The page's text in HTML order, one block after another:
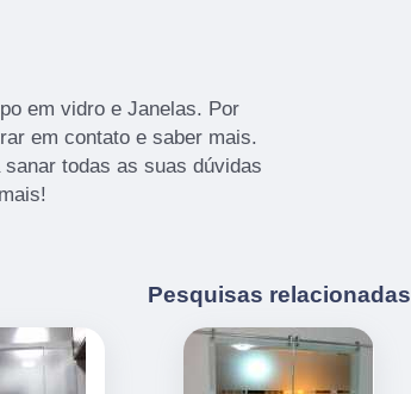
em vidro e Janelas. Por
em contato e saber mais.
todas as suas dúvidas
Pesquisas relacionadas